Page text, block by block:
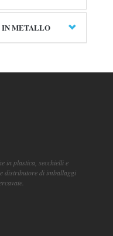
IN METALLO
in plastica, secchielli e
distributore di imballaggi